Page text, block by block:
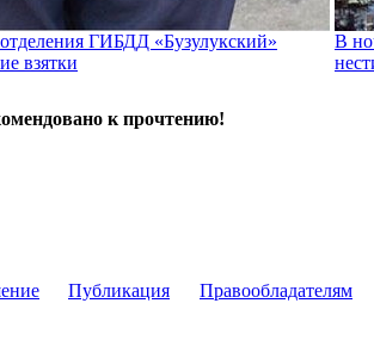
ГИБДД «Бузулукский»
взятки
В
к прочтению!
Публикация Правообладателям